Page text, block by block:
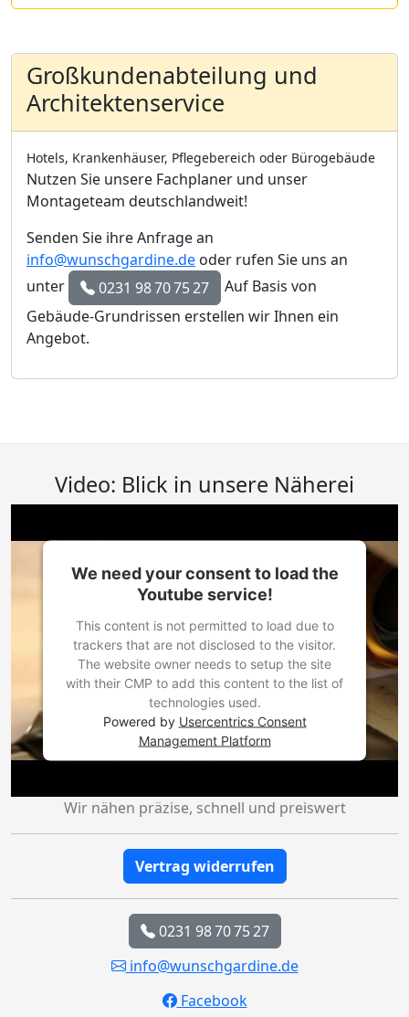
Großkundenabteilung und
Architektenservice
Hotels, Krankenhäuser, Pflegebereich oder Bürogebäude
Nutzen Sie unsere Fachplaner und unser
Montageteam deutschlandweit!
Senden Sie ihre Anfrage an
info@wunschgardine.de oder rufen Sie uns an
unter
0231 98 70 75 27
Auf Basis von
Gebäude-Grundrissen erstellen wir Ihnen ein
Angebot.
Video: Blick in unsere Näherei
We need your consent to load the
Youtube service!
This content is not permitted to load due to
trackers that are not disclosed to the visitor.
The website owner needs to setup the site
with their CMP to add this content to the list of
technologies used.
Powered by Usercentrics Consent
Management Platform
Wir nähen präzise, schnell und preiswert
Vertrag widerrufen
0231 98 70 75 27
info@wunschgardine.de
Facebook